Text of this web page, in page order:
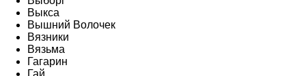
Выкса
Вышний Волочек
Вязники
Вязьма
Гагарин
Гай